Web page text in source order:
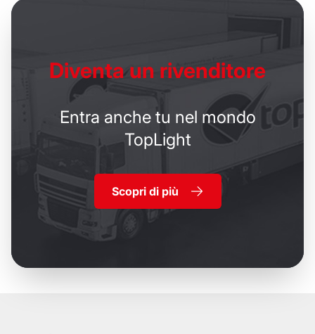
Diventa un rivenditore
Entra anche tu nel mondo
TopLight
Scopri di più